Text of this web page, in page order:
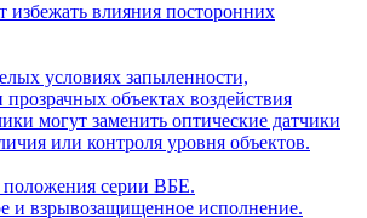
избежать влияния посторонних
условиях запыленности,
объектах воздействия
могут заменить оптические датчики
или контроля уровня объектов.
серии ВБЕ.
взрывозащищенное исполнение.